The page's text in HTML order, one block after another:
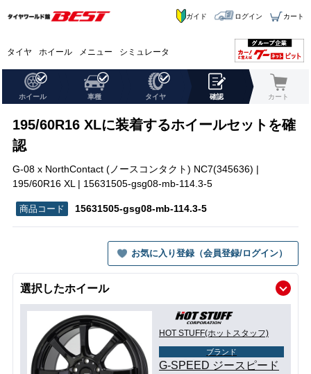
タイヤ ホイール メニュー シミュレータ
ガイド ログイン カート
ホイール 車種 タイヤ 確認 カート
195/60R16 XLに装着するホイールセットを確
認
G-08 x NorthContact (ノースコンタクト) NC7(345636) |
195/60R16 XL | 15631505-gsg08-mb-114.3-5
15631505-gsg08-mb-114.3-5
お気に入り登録（会員登録/ログイン）
選択したホイール
HOT STUFF(ホットスタッフ)
ブランド
G-SPEED ジースピード